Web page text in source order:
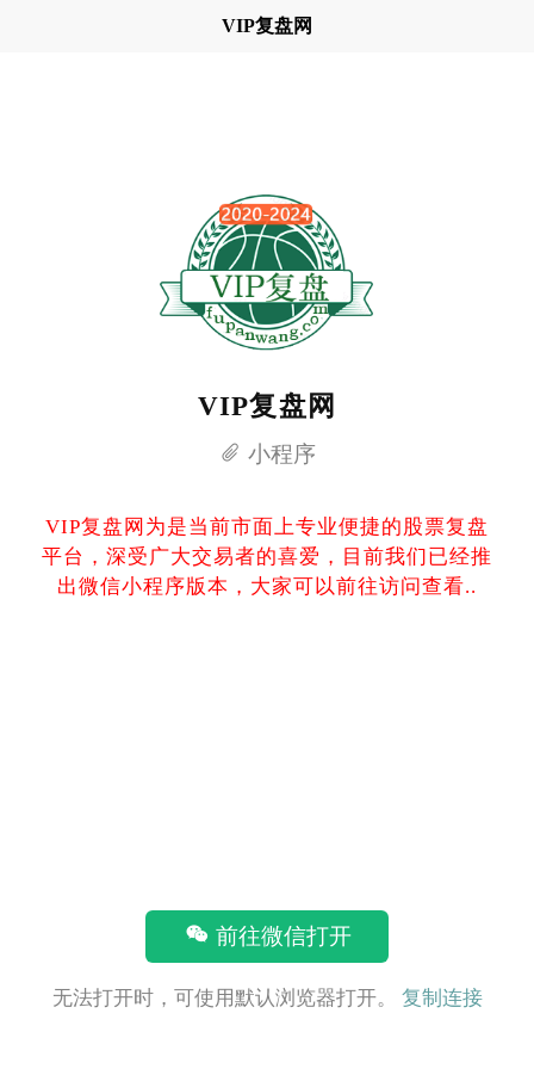
VIP复盘网
VIP复盘网
小程序
VIP复盘网为是当前市面上专业便捷的股票复盘
平台，深受广大交易者的喜爱，目前我们已经推
出微信小程序版本，大家可以前往访问查看..
前往微信打开
无法打开时，可使用默认浏览器打开。 复制连接